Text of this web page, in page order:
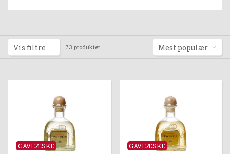
Vis filtre 73 produkter Mest populær
GAVEÆSKE GAVEÆSKE